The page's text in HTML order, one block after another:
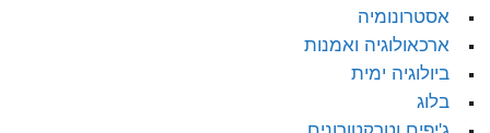
אסטרונומיה
ארכאולוגיה ואמנות
ביולוגיה ימית
בלוג